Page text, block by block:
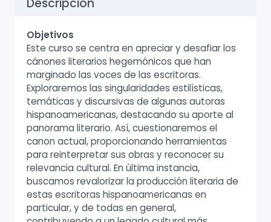
Descripción
Objetivos
Este curso se centra en apreciar y desafiar los
cánones literarios hegemónicos que han
marginado las voces de las escritoras.
Exploraremos las singularidades estilísticas,
temáticas y discursivas de algunas autoras
hispanoamericanas, destacando su aporte al
panorama literario. Así, cuestionaremos el
canon actual, proporcionando herramientas
para reinterpretar sus obras y reconocer su
relevancia cultural. En última instancia,
buscamos revalorizar la producción literaria de
estas escritoras hispanoamericanas en
particular, y de todas en general,